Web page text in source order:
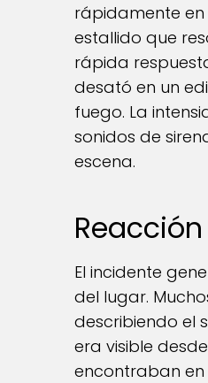
rápidamente en
estallido que
rápida
desató en un
fuego. La
sonidos de
escena.
El incidente
del lugar.
describiendo el
era visible
encontraban